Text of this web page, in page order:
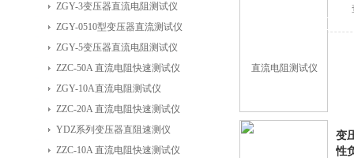
ZGY-3变压器直流电阻测试仪
ZGY-0510型变压器直流测试仪
ZGY-5变压器直流电阻测试仪
ZZC-50A 直流电阻快速测试仪
ZGY-10A直流电阻测试仪
ZZC-20A 直流电阻快速测试仪
YDZ系列变压器直阻速测仪
ZZC-10A 直流电阻快速测试仪
变
性